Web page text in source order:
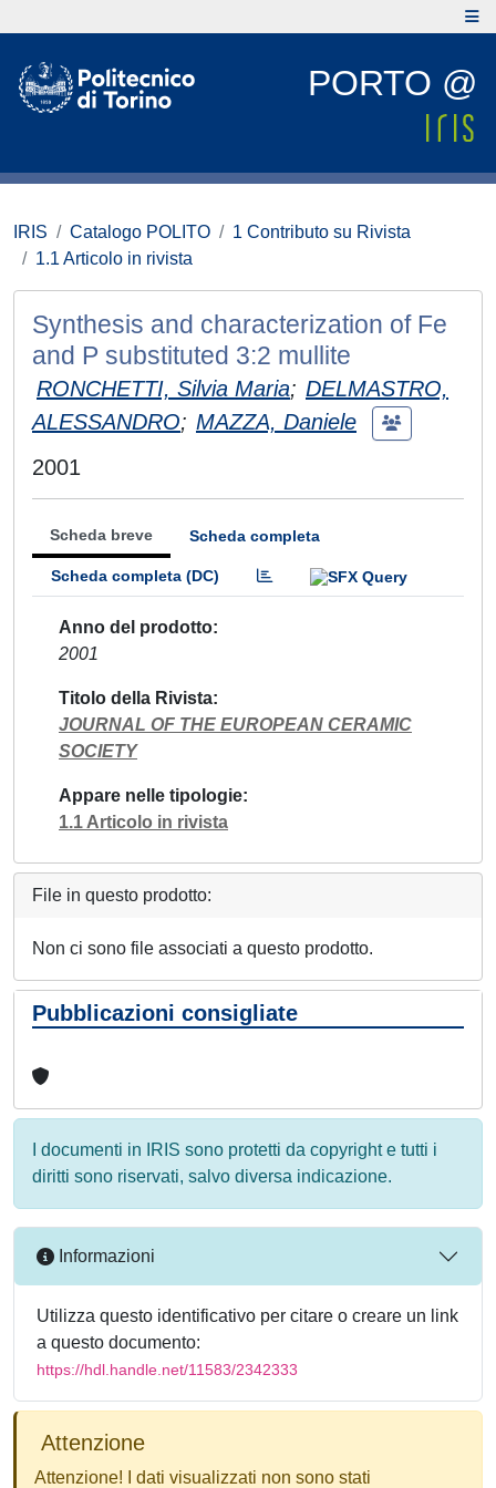
PORTO @
IRIS Catalogo POLITO
1 Contributo su Rivista
1.1 Articolo in rivista
Synthesis and characterization of Fe
and P substituted 3:2 mullite
RONCHETTI, Silvia Maria; DELMASTRO,
ALESSANDRO; MAZZA, Daniele
2001
Scheda breve Scheda completa
Scheda completa (DC)
Anno del prodotto
2001
Titolo della Rivista
JOURNAL OF THE EUROPEAN CERAMIC
SOCIETY
Appare nelle tipologie
1.1 Articolo in rivista
File in questo prodotto:
Non ci sono file associati a questo prodotto.
Pubblicazioni consigliate
I documenti in IRIS sono protetti da copyright e tutti i
diritti sono riservati, salvo diversa indicazione.
Informazioni
Utilizza questo identificativo per citare o creare un link
a questo documento:
https://hdl.handle.net/11583/2342333
Attenzione
Attenzione! I dati visualizzati non sono stati